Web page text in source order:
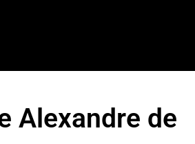
Alexandre de